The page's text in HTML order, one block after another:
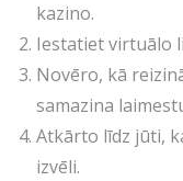
kazino.
Iestatiet virtuālo
Novēro, kā
samazina
Atkārto līdz jūti,
izvēli.